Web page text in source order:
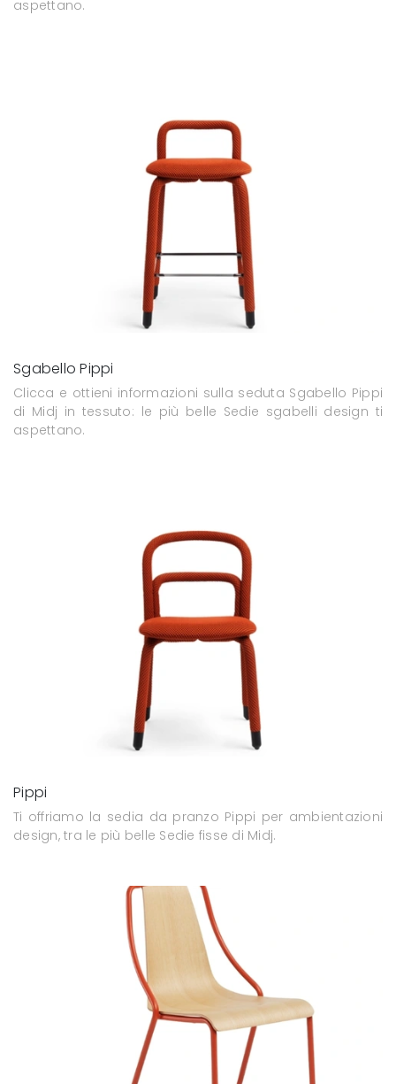
aspettano.
Sgabello Pippi
Clicca e ottieni informazioni sulla seduta Sgabello Pippi
di Midj in tessuto: le più belle Sedie sgabelli design ti
aspettano.
Pippi
Ti offriamo la sedia da pranzo Pippi per ambientazioni
design, tra le più belle Sedie fisse di Midj.